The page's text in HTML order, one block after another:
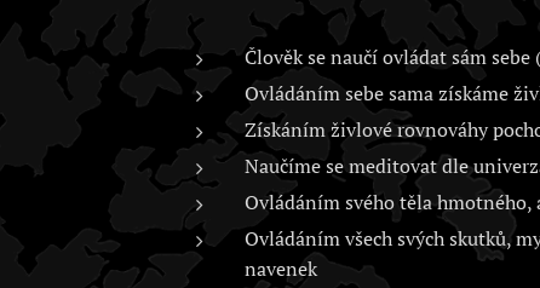
Člověk se naučí ovládat sám
Ovládáním sebe sama získáme
Získáním živlové rovnováhy
Naučíme se meditovat dle
Ovládáním svého těla
Ovládáním všech svých skutků,
navenek